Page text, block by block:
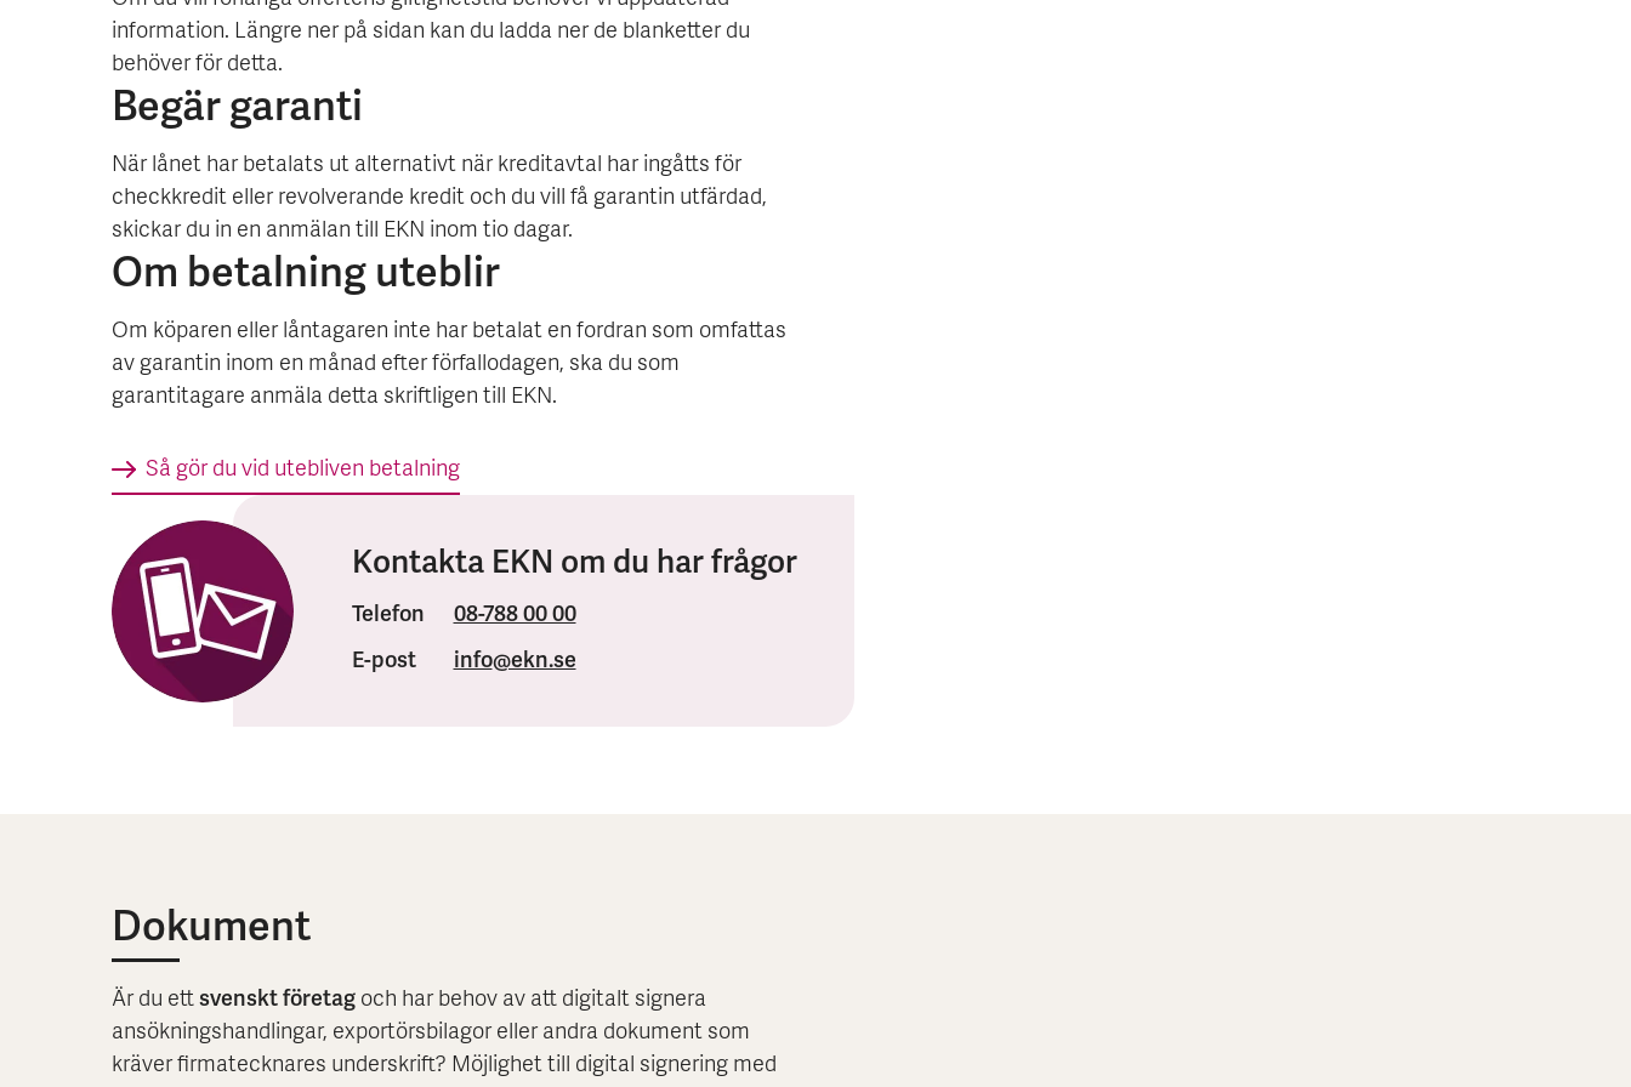
information. Längre ner på sidan kan du ladda ner de blanketter du
behöver för detta.
Begär garanti
När lånet har betalats ut alternativt när kreditavtal har ingåtts för
checkkredit eller revolverande kredit och du vill få garantin utfärdad,
skickar du in en anmälan till EKN inom tio dagar.
Om betalning uteblir
Om köparen eller låntagaren inte har betalat en fordran som omfattas
av garantin inom en månad efter förfallodagen, ska du som
garantitagare anmäla detta skriftligen till EKN.
Så gör du vid utebliven betalning
Kontakta EKN om du har frågor
Telefon
08-788 00 00
E-post
info@ekn.se
Dokument
Är du ettsvenskt företag och har behov av att digitalt signera
ansökningshandlingar, exportörsbilagor eller andra dokument som
kräver firmatecknares underskrift? Möjlighet till digital signering med